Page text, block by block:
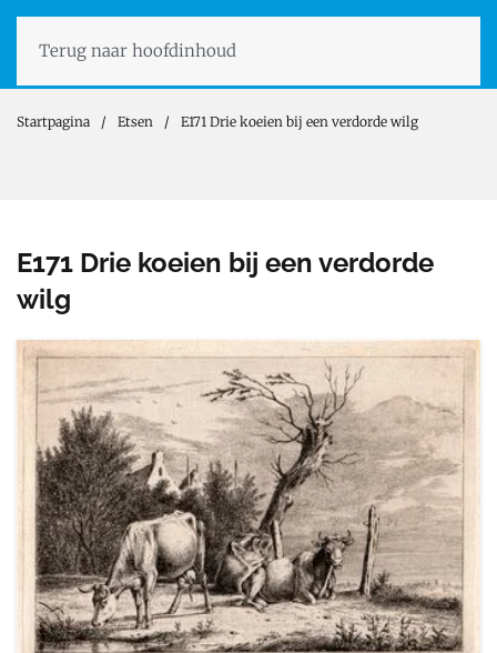
Terug naar hoofdinhoud
Startpagina Etsen E171 Drie koeien bij een verdorde wilg
E171 Drie koeien bij een verdorde
wilg